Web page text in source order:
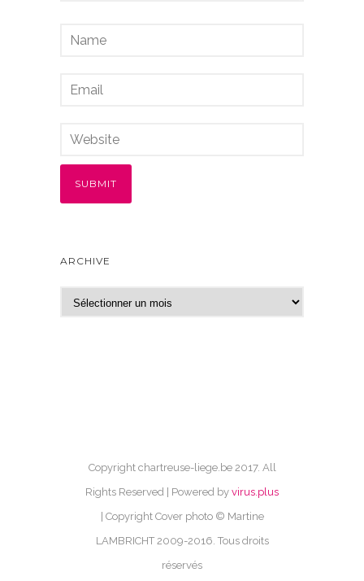
ARCHIVE
r
Copyright chartreuse-liege.be 2017. All
Rights Reserved | Powered by virus.plus
| Copyright Cover photo © Martine
LAMBRICHT 2009-2016. Tous droits
réservés